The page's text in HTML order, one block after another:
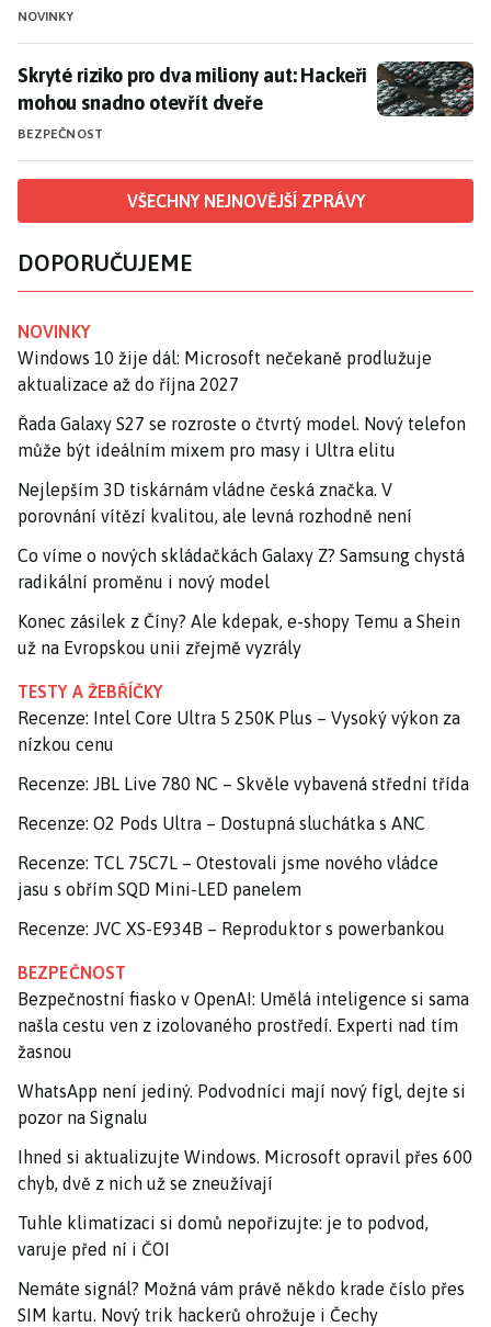
NOVINKY
Skryté riziko pro dva miliony aut: Hackeři mohou
Skryté riziko pro dva miliony aut: Hackeři
mohou snadno otevřít dveře
BEZPEČNOST
VŠECHNY NEJNOVĚJŠÍ ZPRÁVY
DOPORUČUJEME
NOVINKY
Windows 10 žije dál: Microsoft nečekaně prodlužuje
aktualizace až do října 2027
Řada Galaxy S27 se rozroste o čtvrtý model. Nový telefon
může být ideálním mixem pro masy i Ultra elitu
Nejlepším 3D tiskárnám vládne česká značka. V
porovnání vítězí kvalitou, ale levná rozhodně není
Co víme o nových skládačkách Galaxy Z? Samsung chystá
radikální proměnu i nový model
Konec zásilek z Číny? Ale kdepak, e-shopy Temu a Shein
už na Evropskou unii zřejmě vyzrály
TESTY A ŽEBŘÍČKY
Recenze: Intel Core Ultra 5 250K Plus – Vysoký výkon za
nízkou cenu
Recenze: JBL Live 780 NC – Skvěle vybavená střední třída
Recenze: O2 Pods Ultra – Dostupná sluchátka s ANC
Recenze: TCL 75C7L – Otestovali jsme nového vládce
jasu s obřím SQD Mini-LED panelem
Recenze: JVC XS-E934B – Reproduktor s powerbankou
BEZPEČNOST
Bezpečnostní fiasko v OpenAI: Umělá inteligence si sama
našla cestu ven z izolovaného prostředí. Experti nad tím
žasnou
WhatsApp není jediný. Podvodníci mají nový fígl, dejte si
pozor na Signalu
Ihned si aktualizujte Windows. Microsoft opravil přes 600
chyb, dvě z nich už se zneužívají
Tuhle klimatizaci si domů nepořizujte: je to podvod,
varuje před ní i ČOI
Nemáte signál? Možná vám právě někdo krade číslo přes
SIM kartu. Nový trik hackerů ohrožuje i Čechy